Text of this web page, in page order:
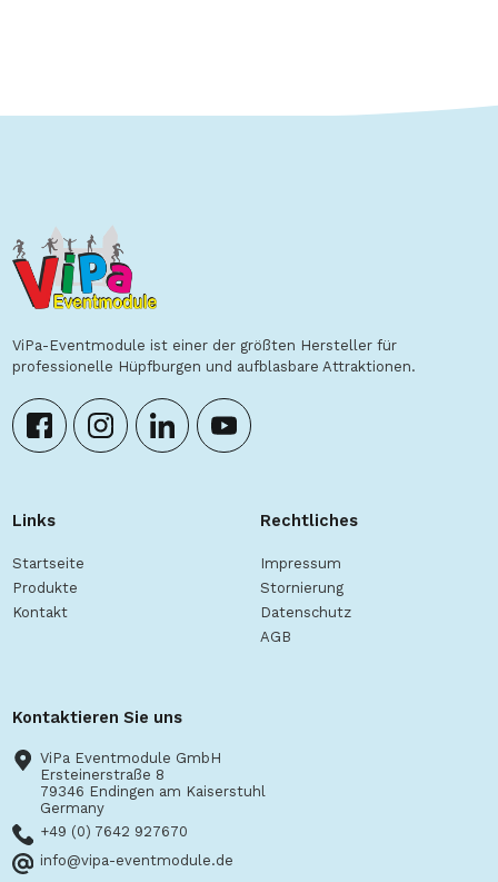
ViPa-Eventmodule ist einer der größten Hersteller für
professionelle Hüpfburgen und aufblasbare Attraktionen.
Links
Startseite
Produkte
Kontakt
Rechtliches
Impressum
Stornierung
Datenschutz
AGB
Kontaktieren Sie uns
ViPa Eventmodule GmbH
Ersteinerstraße 8
79346 Endingen am Kaiserstuhl
Germany
+49 (0) 7642 927670
info@vipa-eventmodule.de